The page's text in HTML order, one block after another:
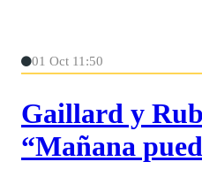
01 Oct 11:50
Gaillard y
“Mañana